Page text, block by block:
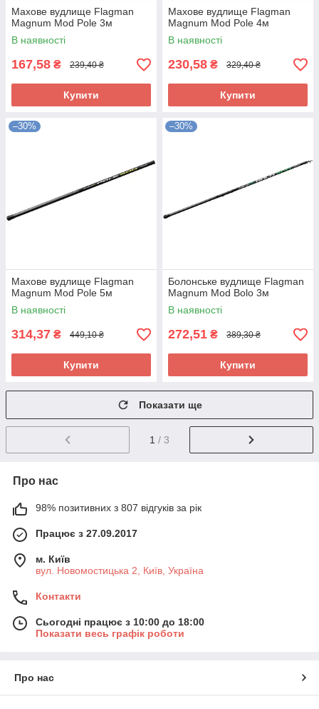
Махове вудлище Flagman
Magnum Mod Pole 3м
В наявності
167,58 ₴ 239,40 ₴
Купити
Махове вудлище Flagman
Magnum Mod Pole 4м
В наявності
230,58 ₴ 329,40 ₴
Купити
–30%
Махове вудлище Flagman
Magnum Mod Pole 5м
В наявності
314,37 ₴ 449,10 ₴
Купити
–30%
Болонське вудлище Flagman
Magnum Mod Bolo 3м
В наявності
272,51 ₴ 389,30 ₴
Купити
Показати ще
1 / 3
Про нас
98% позитивних з 807 відгуків за рік
Працює з 27.09.2017
м. Київ
вул. Новомостицька 2, Київ, Україна
Контакти
Сьогодні працює з 10:00 до 18:00
Показати весь графік роботи
Про нас